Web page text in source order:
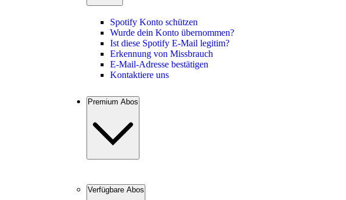
Spotify Konto schützen
Wurde dein Konto übernommen?
Ist diese Spotify E-Mail legitim?
Erkennung von Missbrauch
E-Mail-Adresse bestätigen
Kontaktiere uns
Premium Abos
Verfügbare Abos